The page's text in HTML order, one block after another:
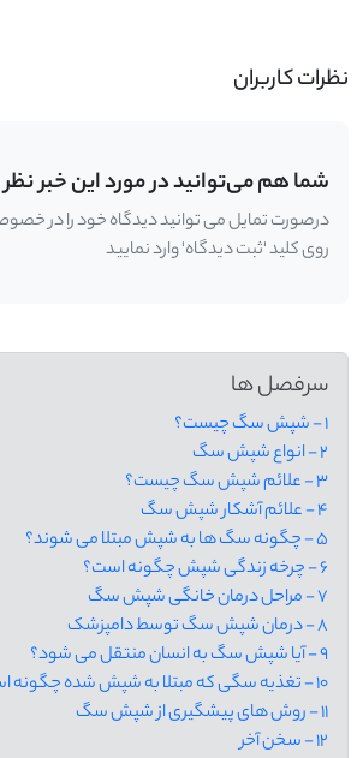
نظرات کاربران
شما هم می‌توانید در مورد این خبر
درصورت تمایل می توانید دیدگاه خود را در
روی کلید 'ثبت دیدگاه' وارد نمایید
سرفصل ها
1 - شپش سگ چیست؟
2 - انواع شپش سگ
3 - علائم شپش سگ چیست؟
4 - علائم آشکار شپش سگ
5 - چگونه سگ ها به شپش مبتلا می شوند؟
6 - چرخه زندگی شپش چگونه است؟
7 - مراحل درمان خانگی شپش سگ
8 - درمان شپش سگ توسط دامپزشک
9 - آیا شپش سگ به انسان منتقل می شود؟
10 - تغذیه سگی که مبتلا به شپش شده چگونه است؟
11 - روش های پیشگیری از شپش سگ
12 - سخن آخر